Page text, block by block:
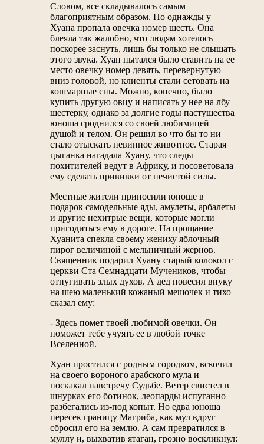
Словом, все складывалось самым
благоприятным образом. Но однажды у
Хуана пропала овечка номер шесть. Она
блеяла так жалобно, что людям хотелось
поскорее заснуть, лишь бы только не слышать
этого звука. Хуан пытался было ставить на ее
место овечку номер девять, перевернутую
вниз головой, но клиенты стали сетовать на
кошмарные сны. Можно, конечно, было
купить другую овцу и написать у нее на лбу
шестерку, однако за долгие годы пастушества
юноша сроднился со своей любимицей
душой и телом. Он решил во что бы то ни
стало отыскать невинное животное. Старая
цыганка нагадала Хуану, что следы
похитителей ведут в Африку, и посоветовала
ему сделать прививки от нечистой силы.
Местные жители приносили юноше в
подарок самодельные яды, амулеты, арбалеты
и другие нехитрые вещи, которые могли
пригодиться ему в дороге. На прощание
Хуанита спекла своему жениху яблочный
пирог величиной с мельничный жернов.
Священник подарил Хуану старый колокол с
церкви Ста Семнадцати Мучеников, чтобы
отпугивать злых духов. А дед повесил внуку
на шею маленький кожаный мешочек и тихо
сказал ему:
- Здесь помет твоей любимой овечки. Он
поможет тебе учуять ее в любой точке
Вселенной.
Хуан простился с родным городком, вскочил
на своего вороного арабского мула и
поскакал навстречу Судьбе. Ветер свистел в
шнурках его ботинок, леопарды испуганно
разбегались из-под копыт. Но едва юноша
пересек границу Магриба, как мул вдруг
сбросил его на землю. А сам превратился в
муллу и, выхватив ятаган, грозно воскликнул: